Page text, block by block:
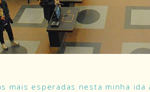
mais esperadas nesta minha